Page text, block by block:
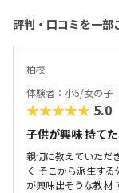
評判・口コミを一部
柏校
体験者：小5/女の子
★★★★★ 5.0
子供が興味 持て
親切に教えていただ
く そこから派生す
が興味出そうな教材